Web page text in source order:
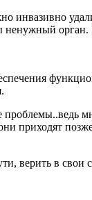
инвазивно
ненужный
проблемы..ведь
приходят
верить в свои